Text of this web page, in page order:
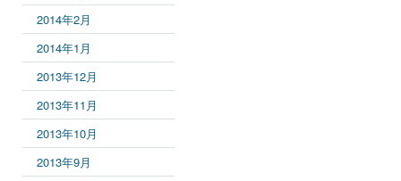
2014年2月
2014年1月
2013年12月
2013年11月
2013年10月
2013年9月